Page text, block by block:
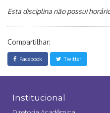
Esta disciplina não possui
Compartilhar:
Facebook Twitter
Institucional